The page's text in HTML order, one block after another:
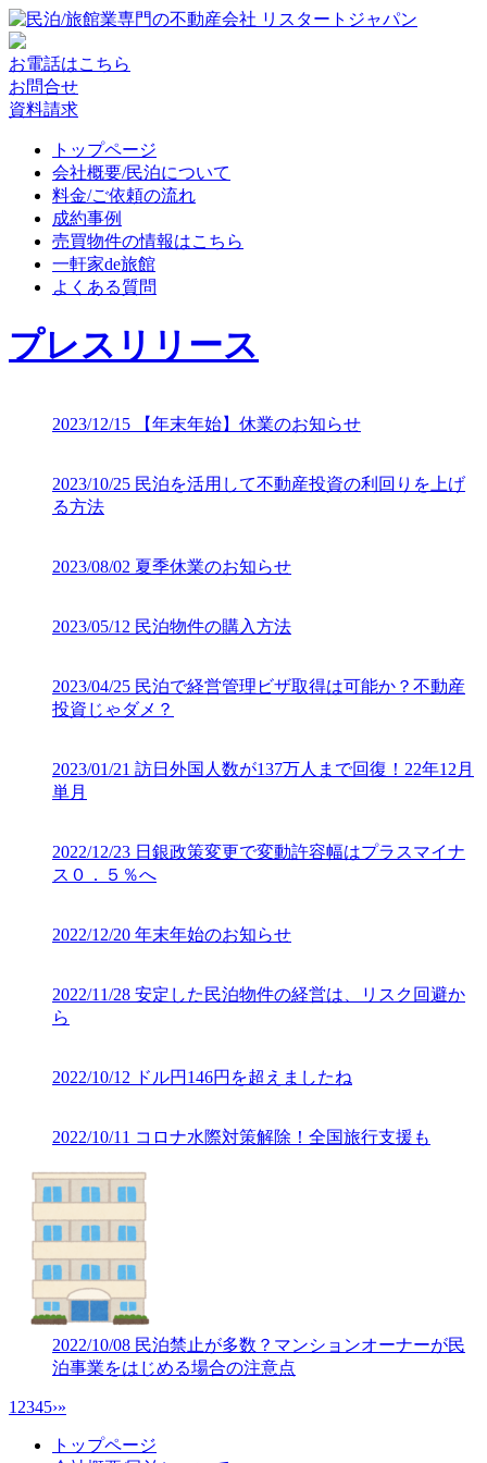
お電話はこちら
お問合せ
資料請求
トップページ
会社概要/民泊について
料金/ご依頼の流れ
成約事例
売買物件の情報はこちら
一軒家de旅館
よくある質問
プレスリリース
2023/12/15 【年末年始】休業のお知らせ
2023/10/25 民泊を活用して不動産投資の利回りを上げ
る方法
2023/08/02 夏季休業のお知らせ
2023/05/12 民泊物件の購入方法
2023/04/25 民泊で経営管理ビザ取得は可能か？不動産
投資じゃダメ？
2023/01/21 訪日外国人数が137万人まで回復！22年12月
単月
2022/12/23 日銀政策変更で変動許容幅はプラスマイナ
ス０．５％へ
2022/12/20 年末年始のお知らせ
2022/11/28 安定した民泊物件の経営は、リスク回避か
ら
2022/10/12 ドル円146円を超えましたね
2022/10/11 コロナ水際対策解除！全国旅行支援も
2022/10/08 民泊禁止が多数？マンションオーナーが民
泊事業をはじめる場合の注意点
1 2345›»
トップページ